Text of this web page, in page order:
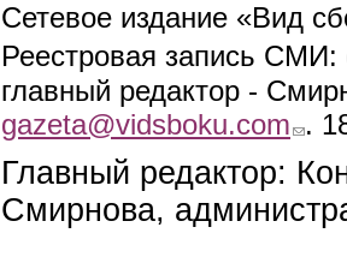
Сетевое издание «Вид
Реестровая запись СМИ:
главный редактор -
gazeta@vidsboku.com (link
.
Главный редактор:
Смирнова,